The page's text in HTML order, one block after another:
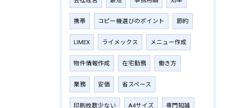
携帯 コピー機選びのポイント 節約
LIMEX ライメックス メニュー作成
物件情報作成 在宅勤務 働き方
業務 安価 省スペース
印刷枚数少ない A4サイズ 専門知識